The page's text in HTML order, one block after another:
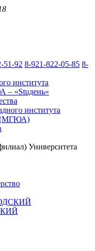
51-92 8-921-822-05-85 8-
института
– «Stuдень»
института
(МГЮА)
Университета